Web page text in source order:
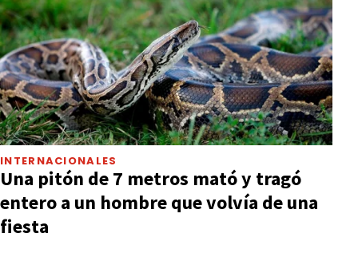
INTERNACIONALES
Una pitón de 7 metros mató y tragó
entero a un hombre que volvía de una
fiesta